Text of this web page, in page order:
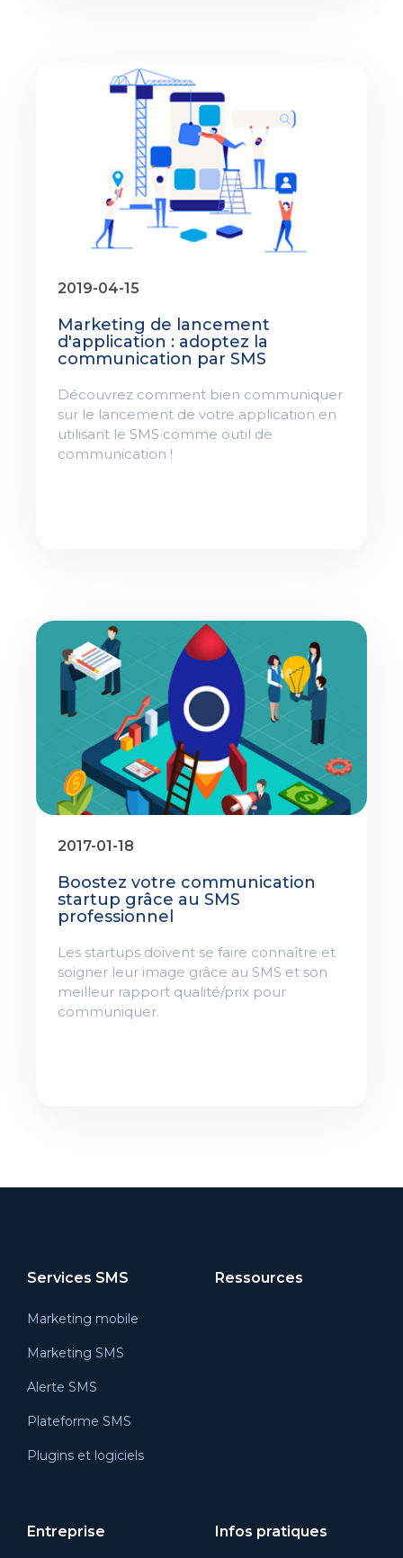
2019-04-15
Marketing de lancement
d'application : adoptez la
communication par SMS
Découvrez comment bien communiquer
sur le lancement de votre application en
utilisant le SMS comme outil de
communication !
2017-01-18
Boostez votre communication
startup grâce au SMS
professionnel
Les startups doivent se faire connaître et
soigner leur image grâce au SMS et son
meilleur rapport qualité/prix pour
communiquer.
Services SMS
Marketing mobile
Marketing SMS
Alerte SMS
Plateforme SMS
Plugins et logiciels
Ressources
Entreprise Infos pratiques